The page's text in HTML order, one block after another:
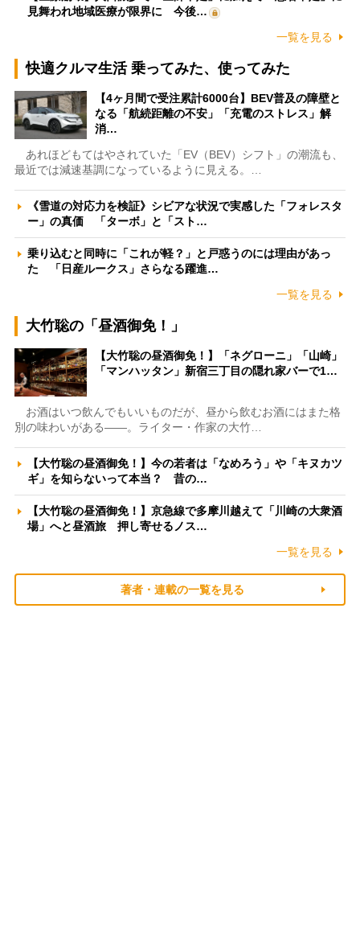
見舞われ地域医療が限界に 今後…
一覧を見る
快適クルマ生活 乗ってみた、使ってみた
【4ヶ月間で受注累計6000台】BEV普及の障壁と
なる「航続距離の不安」「充電のストレス」解
消…
あれほどもてはやされていた「EV（BEV）シフト」の潮流も、
最近では減速基調になっているように見える。…
《雪道の対応力を検証》シビアな状況で実感した「フォレスタ
ー」の真価 「ターボ」と「スト…
乗り込むと同時に「これが軽？」と戸惑うのには理由があっ
た 「日産ルークス」さらなる躍進…
一覧を見る
大竹聡の「昼酒御免！」
【大竹聡の昼酒御免！】「ネグローニ」「山崎」
「マンハッタン」新宿三丁目の隠れ家バーで1…
お酒はいつ飲んでもいいものだが、昼から飲むお酒にはまた格
別の味わいがある――。ライター・作家の大竹…
【大竹聡の昼酒御免！】今の若者は「なめろう」や「キヌカツ
ギ」を知らないって本当？ 昔の…
【大竹聡の昼酒御免！】京急線で多摩川越えて「川崎の大衆酒
場」へと昼酒旅 押し寄せるノス…
一覧を見る
著者・連載の一覧を見る